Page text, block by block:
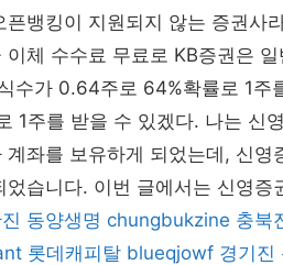
뱅킹이 지원되지 않는 증권사
이체 수수료 무료로 KB증권은
수가 0.64주로 64%확률로 1주
1주를 받을 수 있겠다. 나는 신
계좌를 보유하게 되었는데, 신
었습니다. 이번 글에서는 신영증
동양생명 chungbukzine 충북
롯데캐피탈 blueqjowf 경기진